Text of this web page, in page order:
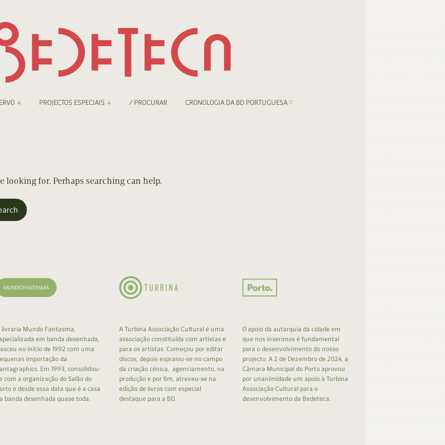
Digital
PROJECTOS ESPECIAIS / PROCURAR CRONOLOGIA DA BD PORTUGUESA
looking for. Perhaps searching can help.
livraria Mundo Fantasma,
em banda desenhada,
no início de 1992 com uma
importação da
Em 1993, consolidou-
com a organização do Salão do
e desde essa data que é a casa
banda desenhada quase toda.
A Turbina Associação Cultural é uma
associação constituída com artistas e
para os artistas. Começou por editar
discos, depois espraiou-se no campo
da criação cénica, agenciamento, na
produção e por fim, atreveu-se na
edição de livros com especial
destaque para a BD.
O apoio da autarquia da cidade em
que nos inserimos é fundamental
para o desenvolvimento do nosso
projecto: A 2 de Dezembro de 2024, a
Câmara Municipal do Porto aprovou
por unanimidade um apoio à Turbina
Associação Cultural para o
desenvolvimento da Bedeteca.